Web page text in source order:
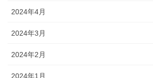
2024年4月
2024年3月
2024年2月
2024年1月